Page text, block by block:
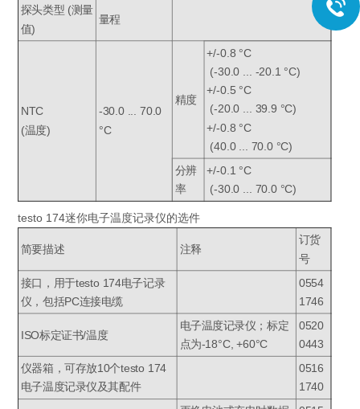
探头类型 (测量
值)
量程
NTC
(温度)
-30.0 ... 70.0
°C
精度
+/-0.8 °C
(-30.0 ... -20.1 °C)
+/-0.5 °C
(-20.0 ... 39.9 °C)
+/-0.8 °C
(40.0 ... 70.0 °C)
分辨
率
+/-0.1 °C
(-30.0 ... 70.0 °C)
testo 174迷你电子温度记录仪的选件
简要描述 注释
订货
号
接口，用于testo 174电子记录
仪，包括PC连接电缆
0554
1746
ISO标定证书/温度
电子温度记录仪；标定
点为-18°C, +60°C
0520
0443
仪器箱，可存放10个testo 174
电子温度记录仪及其配件
0516
1740